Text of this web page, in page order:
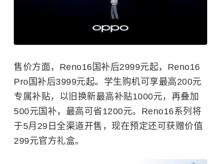
售价方面，Reno16国补后2999元起，Reno16
Pro国补后3999元起。学生购机可享最高200元
专属补贴，以旧换新最高补贴1000元，再叠加
500元国补，最高可省1200元。Reno16系列将
于5月29日全渠道开售，现在预定还可获赠价值
299元官方礼盒。